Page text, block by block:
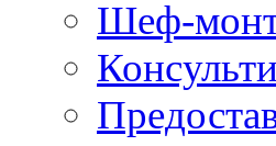
Шеф-